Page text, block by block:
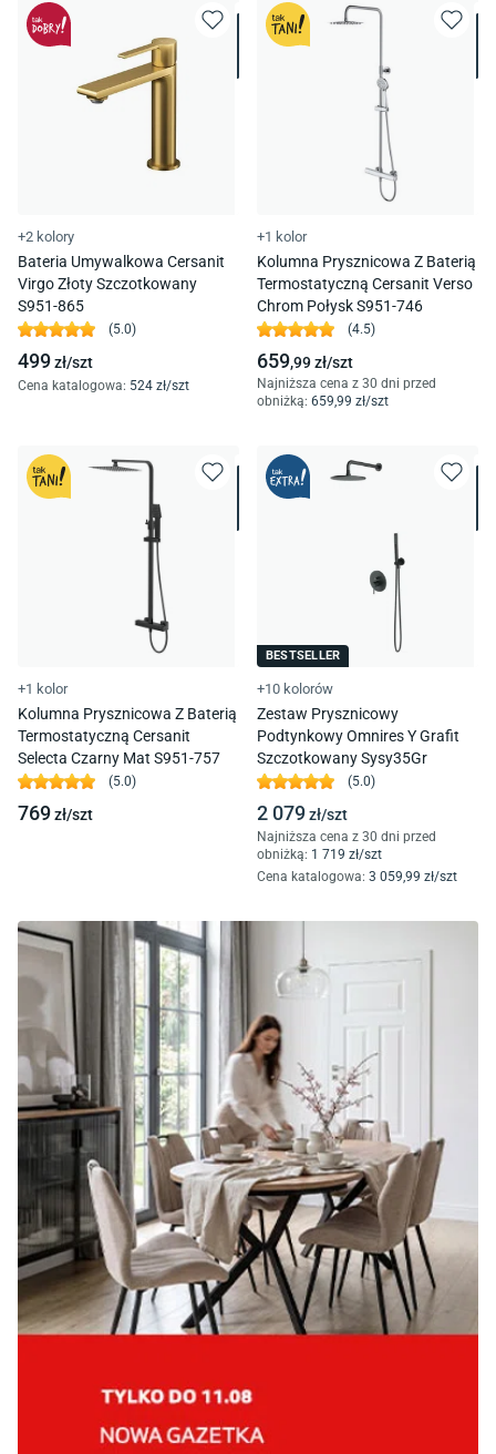
+2 kolory
Bateria Umywalkowa Cersanit
Virgo Złoty Szczotkowany
S951-865
(5.0)
499zł/szt
Cena katalogowa: 524 zł/szt
+1 kolor
Kolumna Prysznicowa Z Baterią
Termostatyczną Cersanit Verso
Chrom Połysk S951-746
(4.5)
659,99zł/szt
Najniższa cena z 30 dni przed
obniżką: 659 ,99 zł/szt
+1 kolor
Kolumna Prysznicowa Z Baterią
Termostatyczną Cersanit
Selecta Czarny Mat S951-757
(5.0)
769zł/szt
BESTSELLER
+10 kolorów
Zestaw Prysznicowy
Podtynkowy Omnires Y Grafit
Szczotkowany Sysy35Gr
(5.0)
2 079zł/szt
Najniższa cena z 30 dni przed
obniżką: 1 719 zł/szt
Cena katalogowa: 3 059 ,99 zł/szt